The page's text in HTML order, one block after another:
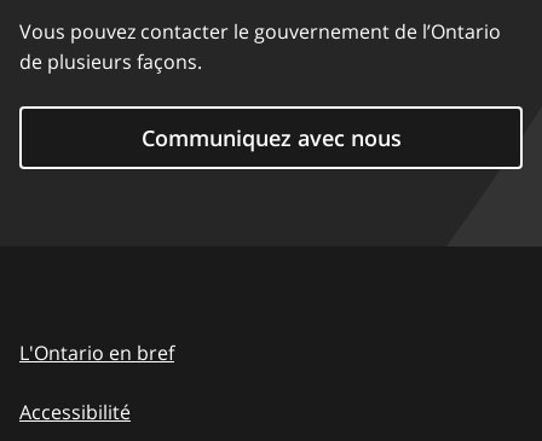
Vous pouvez contacter le gouvernement de l’Ontario
de plusieurs façons.
Communiquez avec nous
L'Ontario en bref
Accessibilité